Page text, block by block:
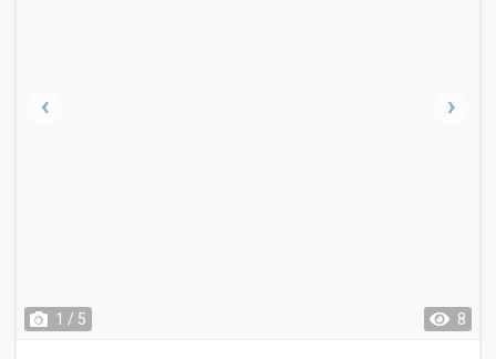
1 / 5 8